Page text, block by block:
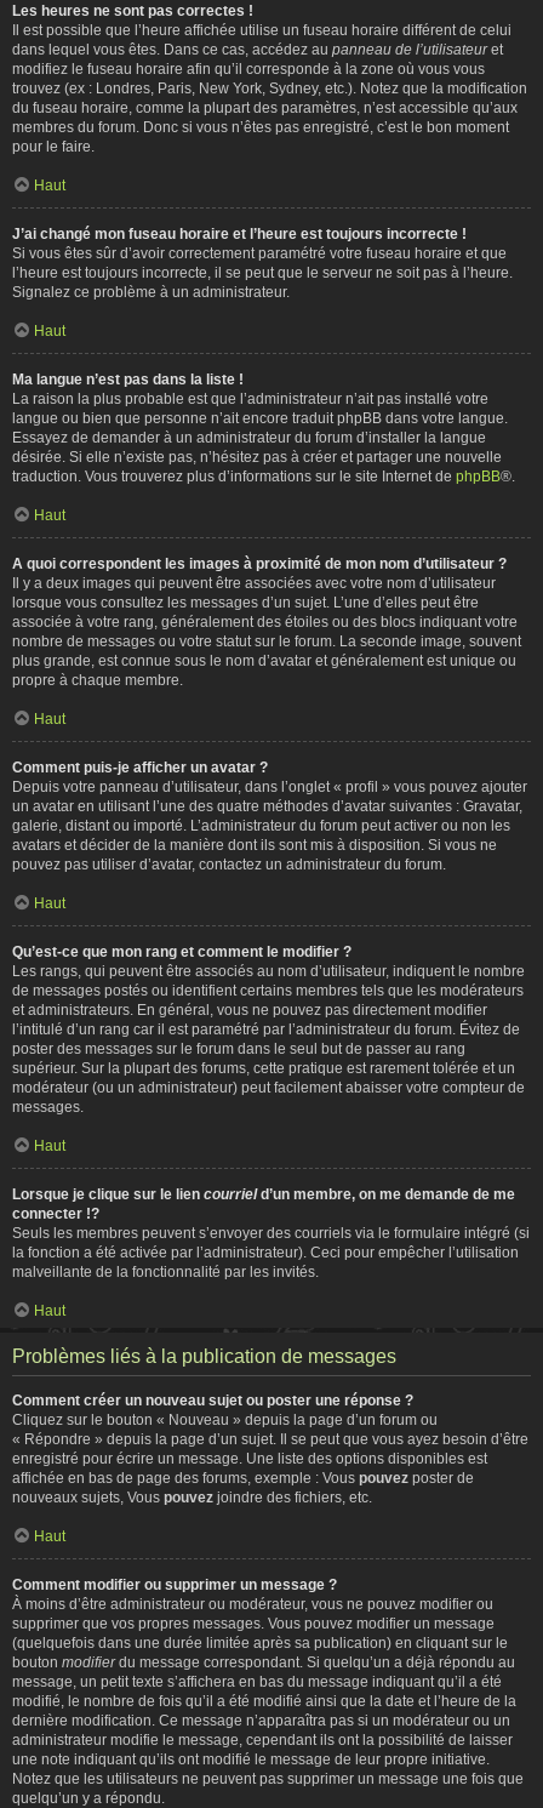
Les heures ne sont pas correctes !
Il est possible que l’heure affichée utilise un fuseau horaire différent de celui
dans lequel vous êtes. Dans ce cas, accédez au panneau de l’utilisateuret
modifiez le fuseau horaire afin qu’il corresponde à la zone où vous vous
trouvez (ex : Londres, Paris, New York, Sydney, etc.). Notez que la modification
du fuseau horaire, comme la plupart des paramètres, n’est accessible qu’aux
membres du forum. Donc si vous n’êtes pas enregistré, c’est le bon moment
pour le faire.
Haut
J’ai changé mon fuseau horaire et l’heure est toujours incorrecte !
Si vous êtes sûr d’avoir correctement paramétré votre fuseau horaire et que
l’heure est toujours incorrecte, il se peut que le serveur ne soit pas à l’heure.
Signalez ce problème à un administrateur.
Haut
Ma langue n’est pas dans la liste !
La raison la plus probable est que l’administrateur n’ait pas installé votre
langue ou bien que personne n’ait encore traduit phpBB dans votre langue.
Essayez de demander à un administrateur du forum d’installer la langue
désirée. Si elle n’existe pas, n’hésitez pas à créer et partager une nouvelle
traduction. Vous trouverez plus d’informations sur le site Internet de phpBB®.
Haut
A quoi correspondent les images à proximité de mon nom d’utilisateur ?
Il y a deux images qui peuvent être associées avec votre nom d’utilisateur
lorsque vous consultez les messages d’un sujet. L’une d’elles peut être
associée à votre rang, généralement des étoiles ou des blocs indiquant votre
nombre de messages ou votre statut sur le forum. La seconde image, souvent
plus grande, est connue sous le nom d’avatar et généralement est unique ou
propre à chaque membre.
Haut
Comment puis-je afficher un avatar ?
Depuis votre panneau d’utilisateur, dans l’onglet « profil » vous pouvez ajouter
un avatar en utilisant l’une des quatre méthodes d’avatar suivantes : Gravatar,
galerie, distant ou importé. L’administrateur du forum peut activer ou non les
avatars et décider de la manière dont ils sont mis à disposition. Si vous ne
pouvez pas utiliser d’avatar, contactez un administrateur du forum.
Haut
Qu’est-ce que mon rang et comment le modifier ?
Les rangs, qui peuvent être associés au nom d’utilisateur, indiquent le nombre
de messages postés ou identifient certains membres tels que les modérateurs
et administrateurs. En général, vous ne pouvez pas directement modifier
l’intitulé d’un rang car il est paramétré par l’administrateur du forum. Évitez de
poster des messages sur le forum dans le seul but de passer au rang
supérieur. Sur la plupart des forums, cette pratique est rarement tolérée et un
modérateur (ou un administrateur) peut facilement abaisser votre compteur de
messages.
Haut
Lorsque je clique sur le lien courrield’un membre, on me demande de me
connecter !?
Seuls les membres peuvent s’envoyer des courriels via le formulaire intégré (si
la fonction a été activée par l’administrateur). Ceci pour empêcher l’utilisation
malveillante de la fonctionnalité par les invités.
Haut
Problèmes liés à la publication de messages
Comment créer un nouveau sujet ou poster une réponse ?
Cliquez sur le bouton « Nouveau » depuis la page d’un forum ou
« Répondre » depuis la page d’un sujet. Il se peut que vous ayez besoin d’être
enregistré pour écrire un message. Une liste des options disponibles est
affichée en bas de page des forums, exemple : Vous pouvez poster de
nouveaux sujets, Vous pouvez joindre des fichiers, etc.
Haut
Comment modifier ou supprimer un message ?
À moins d’être administrateur ou modérateur, vous ne pouvez modifier ou
supprimer que vos propres messages. Vous pouvez modifier un message
(quelquefois dans une durée limitée après sa publication) en cliquant sur le
bouton modifierdu message correspondant. Si quelqu’un a déjà répondu au
message, un petit texte s’affichera en bas du message indiquant qu’il a été
modifié, le nombre de fois qu’il a été modifié ainsi que la date et l’heure de la
dernière modification. Ce message n’apparaîtra pas si un modérateur ou un
administrateur modifie le message, cependant ils ont la possibilité de laisser
une note indiquant qu’ils ont modifié le message de leur propre initiative.
Notez que les utilisateurs ne peuvent pas supprimer un message une fois que
quelqu’un y a répondu.